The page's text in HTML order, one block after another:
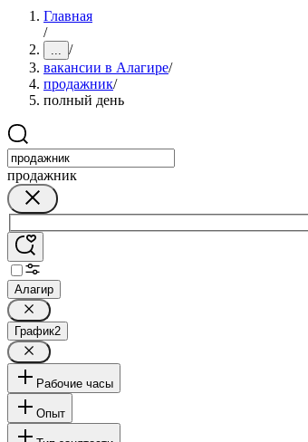
Главная
/
... /
вакансии в Алагире/
продажник/
полный день
продажник
Алагир
График2
Рабочие часы
Опыт